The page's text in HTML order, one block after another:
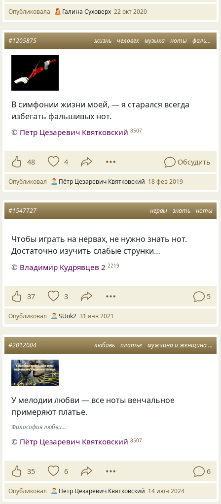
Опубликовала Галина Суховерх 22 окт 2020
жизнь человек музыка ноты фальшивки
#1205875
В симфонии жизни моей, — я старался всегда
избегать фальшивых нот.
© Пётр Цезаревич Квятковский 8507
48 4 Обсудить
Опубликовал Пётр Цезаревич Квятковский 18 фев 2019
нервы знать ноты
#1547727
Чтобы играть на нервах, не нужно знать нот.
Достаточно изучить слабые струнки…
© Владимир Кудрявцев 2 2219
37 3 5
Опубликовал SUok2 31 янв 2021
любовь платье мужчина и женщина
#2012004
У мелодии любви — все ноты венчальное
примеряют платье.
Философия любви...
© Пётр Цезаревич Квятковский 8507
35 6 6
Опубликовал Пётр Цезаревич Квятковский 14 июн 2024